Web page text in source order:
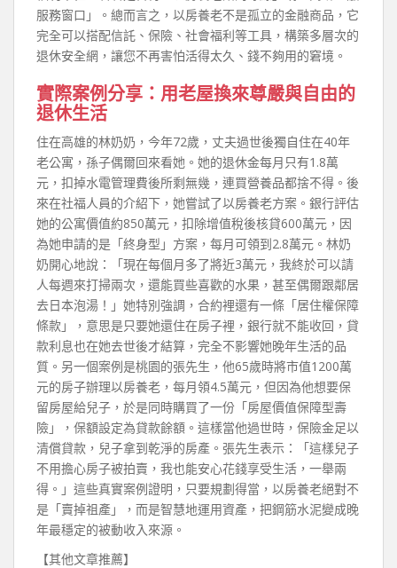
服務窗口」。總而言之，以房養老不是孤立的金融商品，它
完全可以搭配信託、保險、社會福利等工具，構築多層次的
退休安全網，讓您不再害怕活得太久、錢不夠用的窘境。
實際案例分享：用老屋換來尊嚴與自由的
退休生活
住在高雄的林奶奶，今年72歲，丈夫過世後獨自住在40年
老公寓，孫子偶爾回來看她。她的退休金每月只有1.8萬
元，扣掉水電管理費後所剩無幾，連買營養品都捨不得。後
來在社福人員的介紹下，她嘗試了以房養老方案。銀行評估
她的公寓價值約850萬元，扣除增值稅後核貸600萬元，因
為她申請的是「終身型」方案，每月可領到2.8萬元。林奶
奶開心地說：「現在每個月多了將近3萬元，我終於可以請
人每週來打掃兩次，還能買些喜歡的水果，甚至偶爾跟鄰居
去日本泡湯！」她特別強調，合約裡還有一條「居住權保障
條款」，意思是只要她還住在房子裡，銀行就不能收回，貸
款利息也在她去世後才結算，完全不影響她晚年生活的品
質。另一個案例是桃園的張先生，他65歲時將市值1200萬
元的房子辦理以房養老，每月領4.5萬元，但因為他想要保
留房屋給兒子，於是同時購買了一份「房屋價值保障型壽
險」，保額設定為貸款餘額。這樣當他過世時，保險金足以
清償貸款，兒子拿到乾淨的房產。張先生表示：「這樣兒子
不用擔心房子被拍賣，我也能安心花錢享受生活，一舉兩
得。」這些真實案例證明，只要規劃得當，以房養老絕對不
是「賣掉祖產」，而是智慧地運用資產，把鋼筋水泥變成晚
年最穩定的被動收入來源。
【其他文章推薦】